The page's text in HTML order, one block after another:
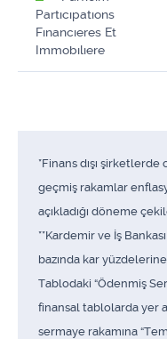
Partıcıpatıons
Fınancıeres Et
Immobılıere
*Finans dışı
geçmiş rakamlar
açıkladığı döneme
**Kardemir ve İş
bazında kar
Tablodaki “Ödenmiş
finansal tablolarda yer
sermaye rakamına